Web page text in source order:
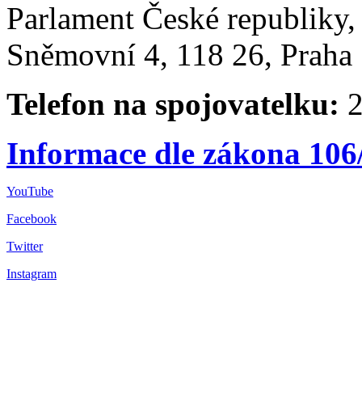
Parlament České
Sněmovní 4, 118 26,
Telefon na spojovatelku:
Informace dle zákona
YouTube
Facebook
Twitter
Instagram